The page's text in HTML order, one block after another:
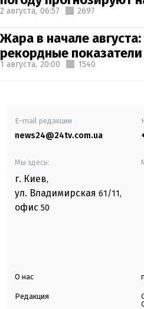
2 августа, 06:57 2697
Жара в начале
рекордные
1 августа, 20:00 1540
E-mail редакции
news24@24tv.com.ua
Мы здесь:
г. Киев,
ул. Владимирская 61/11,
офис 50
О нас
Редакция